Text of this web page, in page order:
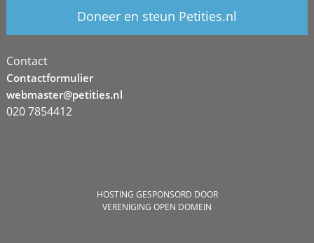
Doneer en steun Petities.nl
Contact
Contactformulier
webmaster@petities.nl
020 7854412
HOSTING GESPONSORD DOOR
VERENIGING OPEN DOMEIN